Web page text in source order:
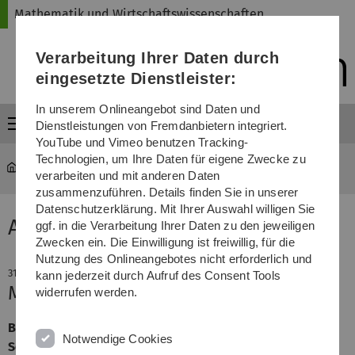
Direkt
Direkt
Direkt
(Sprache,
Drucken,
Media)
Direkt
Direkt
Mathematik und Wirtschaftswissenschaften
Menü
Mathematik und Wirtschaftswissenschaften
Aktuelle Meldung
31. Juli 2023
MaWi Summer Camp 2023
Begeisternde Einblicke beim MaWi Summer Camp 2023:
Schüler*innen erleben Mathematik und
Verarbeitung Ihrer Daten durch
eingesetzte Dienstleister:
In unserem Onlineangebot sind Daten und
Dienstleistungen von Fremdanbietern integriert.
YouTube und Vimeo benutzen Tracking-
Technologien, um Ihre Daten für eigene Zwecke zu
verarbeiten und mit anderen Daten
zusammenzuführen. Details finden Sie in unserer
Datenschutzerklärung. Mit Ihrer Auswahl willigen Sie
ggf. in die Verarbeitung Ihrer Daten zu den jeweiligen
Zwecken ein. Die Einwilligung ist freiwillig, für die
Nutzung des Onlineangebotes nicht erforderlich und
kann jederzeit durch Aufruf des Consent Tools
widerrufen werden.
Notwendige Cookies